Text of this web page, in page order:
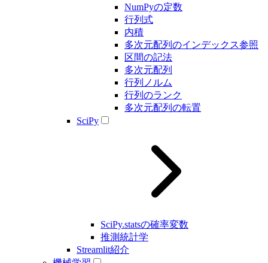
NumPyの定数
行列式
内積
多次元配列のインデックス参照
区間の記法
多次元配列
行列ノルム
行列のランク
多次元配列の転置
SciPy
SciPy.statsの確率変数
推測統計学
Streamlit紹介